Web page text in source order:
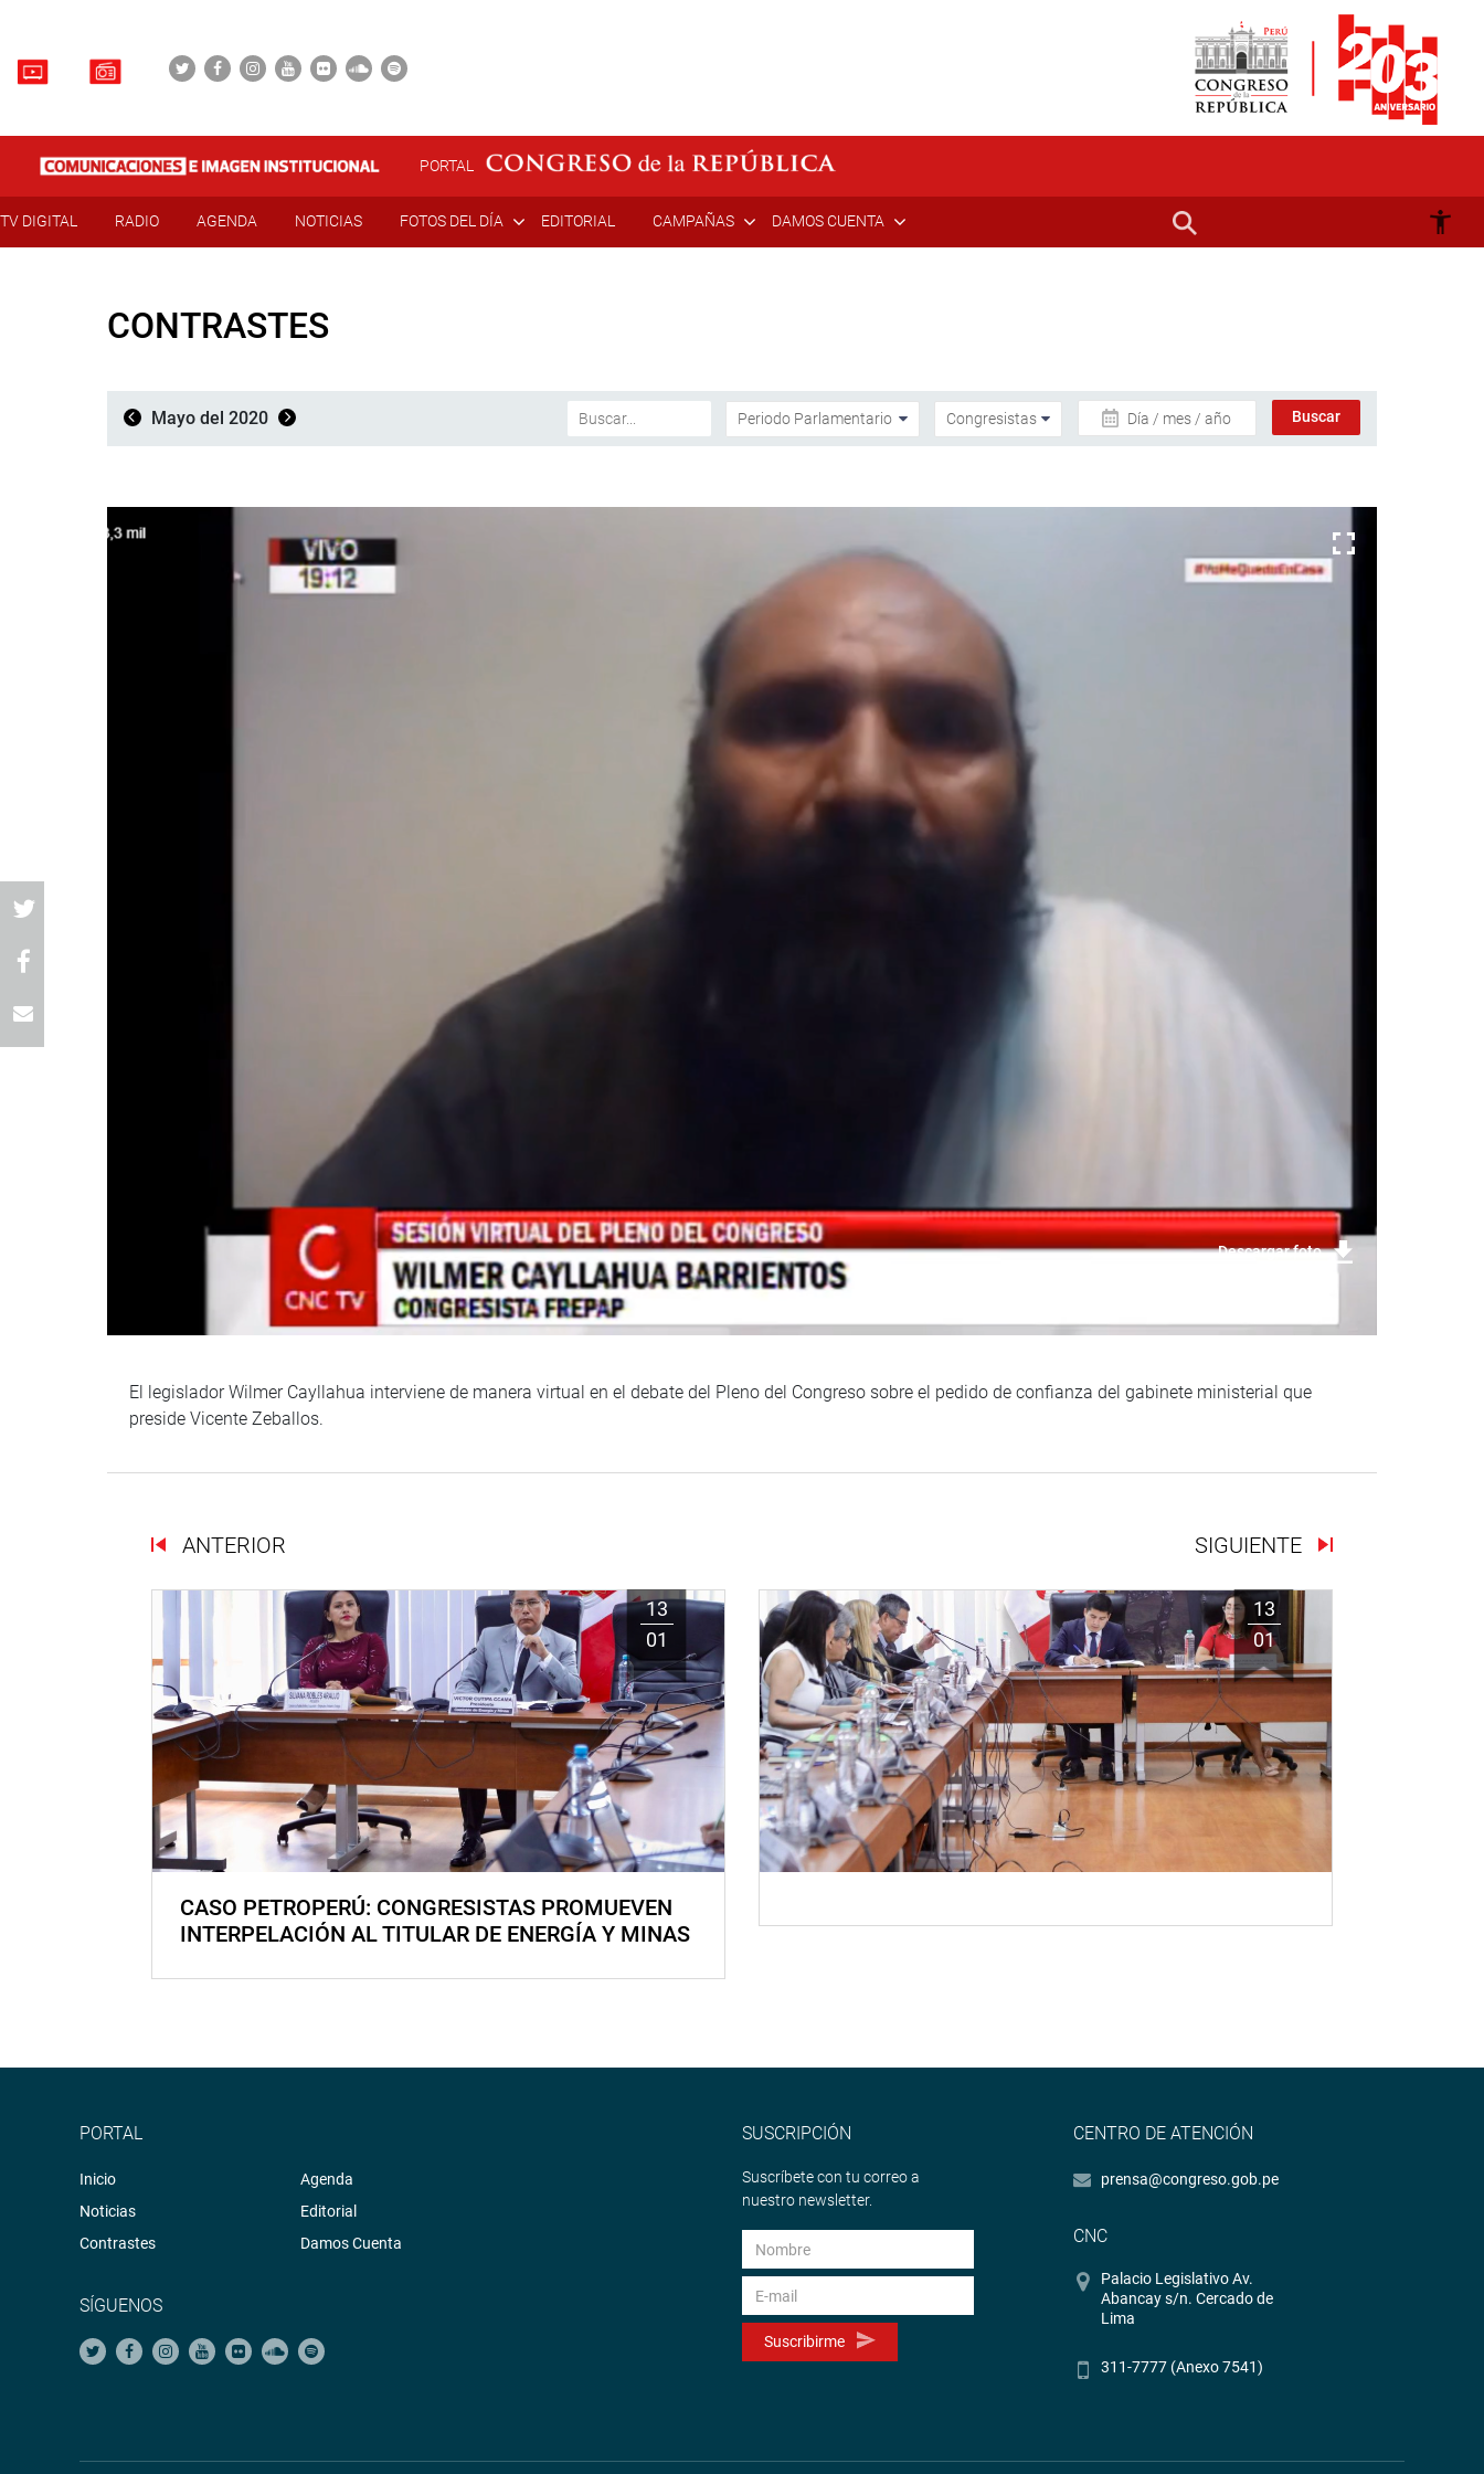
PORTAL
TV DIGITAL RADIO AGENDA NOTICIAS FOTOS DEL DÍA EDITORIAL CAMPAÑAS DAMOS CUENTA
CONTRASTES
Mayo del 2020 Día / mes / año
Descargar foto
El legislador Wilmer Cayllahua interviene de manera virtual en el debate del Pleno del Congreso sobre el pedido de confianza del gabinete ministerial que
preside Vicente Zeballos.
ANTERIOR SIGUIENTE
13
01
CASO PETROPERÚ: CONGRESISTAS PROMUEVEN
INTERPELACIÓN AL TITULAR DE ENERGÍA Y MINAS
13
01
PORTAL
Inicio
Noticias
Contrastes
Agenda
Editorial
Damos Cuenta
SÍGUENOS
SUSCRIPCIÓN
Suscríbete con tu correo a
nuestro newsletter.
Suscribirme
CENTRO DE ATENCIÓN
prensa@congreso.gob.pe
CNC
Palacio Legislativo Av.
Abancay s/n. Cercado de
Lima
311-7777 (Anexo 7541)